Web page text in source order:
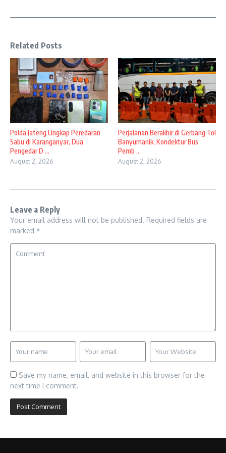
Related Posts
Polda Jateng Ungkap Peredaran
Sabu di Karanganyar, Dua
Pengedar D ...
August 2, 2026
Perjalanan Berakhir di Gerbang Tol
Banyumanik, Kondektur Bus
Pemb ...
August 2, 2026
Leave a Reply
Your email address will not be published. Required fields are
marked *
Save my name, email, and website in this browser for the
next time I comment.